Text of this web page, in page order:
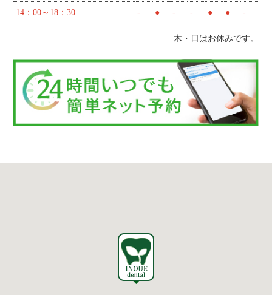
14：00～18：30 - ● - - ● ● -
木・日はお休みです。